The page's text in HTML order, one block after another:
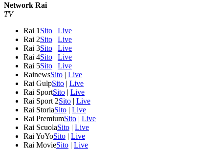
Network Rai
TV
Rai 1 Sito | Live
Rai 2Sito | Live
Rai 3Sito | Live
Rai 4Sito | Live
Rai 5Sito | Live
RainewsSito | Live
Rai GulpSito | Live
Rai SportSito | Live
Rai Sport 2Sito | Live
Rai StoriaSito | Live
Rai PremiumSito | Live
Rai ScuolaSito | Live
Rai YoYoSito | Live
Rai MovieSito | Live